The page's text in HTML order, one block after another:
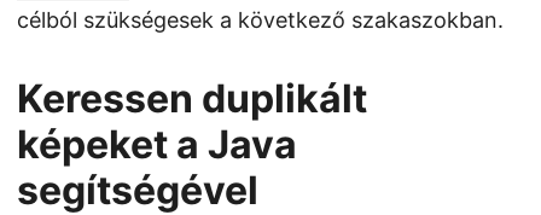
célból szükségesek a következő szakaszokban.
Keressen duplikált
képeket a Java
segítségével